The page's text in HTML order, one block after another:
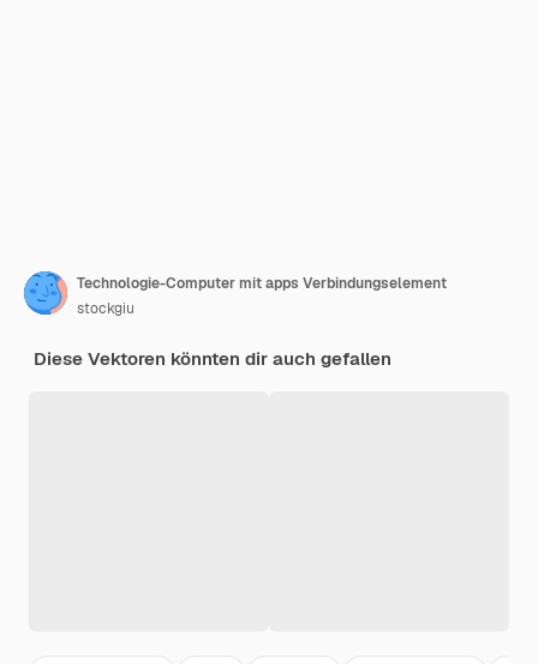
Technologie-Computer mit apps Verbindungselement
stockgiu
Diese Vektoren könnten dir auch gefallen